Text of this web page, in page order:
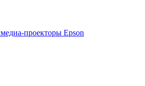
проекторы Epson